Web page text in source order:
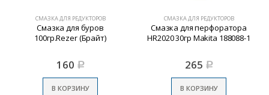
СМАЗКА ДЛЯ РЕДУКТОРОВ
Смазка для буров
100гр.Rezer (Брайт)
160 Р
В КОРЗИНУ
СМАЗКА ДЛЯ РЕДУКТОРОВ
Смазка для перфоратора
HR2020 30гр Makita 188088-1
265 Р
В КОРЗИНУ